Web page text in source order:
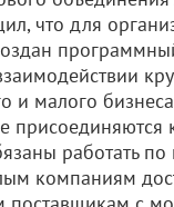
что для
и малого
присоединяются
работать
компаниям